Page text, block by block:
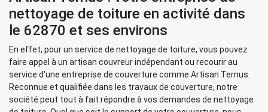
nettoyage de toiture en activité dans
le 62870 et ses environs
En effet, pour un service de nettoyage de toiture, vous pouvez
faire appel à un artisan couvreur indépendant ou recourir au
service d'une entreprise de couverture comme Artisan Ternus.
Reconnue et qualifiée dans les travaux de couverture, notre
société peut tout à fait répondre à vos demandes de nettoyage